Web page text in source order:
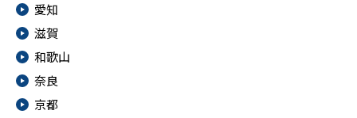
愛知
滋賀
和歌山
奈良
京都